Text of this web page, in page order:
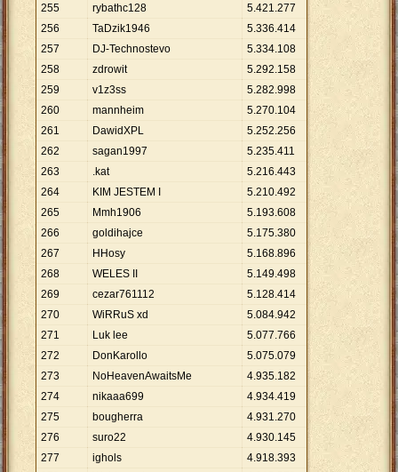
255
rybathc128 5.421.277
256
TaDzik1946 5.336.414
257
DJ-Technostevo 5.334.108
258
zdrowit 5.292.158
259
v1z3ss 5.282.998
260
mannheim 5.270.104
261
DawidXPL 5.252.256
262
sagan1997 5.235.411
263
.kat 5.216.443
264
KIM JESTEM I 5.210.492
265
Mmh1906 5.193.608
266
goldihajce 5.175.380
267
HHosy 5.168.896
268
WELES II 5.149.498
269
cezar761112 5.128.414
270
WiRRuS xd 5.084.942
271
Luk lee 5.077.766
272
DonKarollo 5.075.079
273
NoHeavenAwaitsMe 4.935.182
274
nikaaa699 4.934.419
275
bougherra 4.931.270
276
suro22 4.930.145
277
ighols 4.918.393